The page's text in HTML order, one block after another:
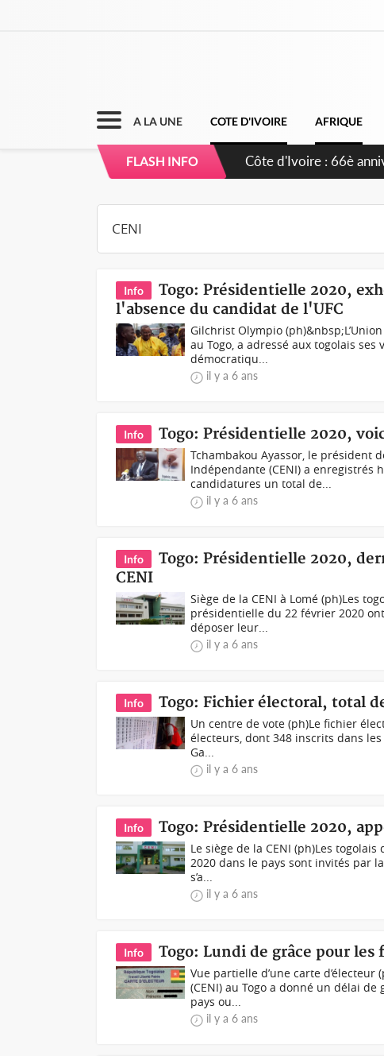
A LA UNE COTE D'IVOIRE AFRIQUE
FLASH INFO
Côte d'Ivoire : À
Info
Togo: Présidentielle 2020,
l'absence du candidat de l'UFC
Gilchrist Olympio
au Togo, a adressé aux togolais
démocratiqu...
il y a 6 ans
Info Togo: Présidentielle 2020,
Tchambakou Ayassor, le président
Indépendante (CENI) a enregistrés
candidatures un total de...
il y a 6 ans
Info
Togo: Présidentielle 2020,
CENI
Siège de la CENI à Lomé (ph)Les
présidentielle du 22 février 2020
déposer leur...
il y a 6 ans
Info Togo: Fichier électoral, total
Un centre de vote (ph)Le fichier
électeurs, dont 348 inscrits dans
Ga...
il y a 6 ans
Info Togo: Présidentielle 2020,
Le siège de la CENI (ph)Les
2020 dans le pays sont invités par
s’a...
il y a 6 ans
Info Togo: Lundi de grâce pour
Vue partielle d’une carte
(CENI) au Togo a donné un délai
pays ou...
il y a 6 ans